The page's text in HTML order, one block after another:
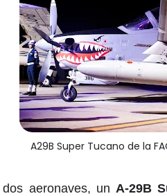
A29B Super Tucano de la
aeronaves, un A-29B